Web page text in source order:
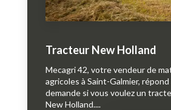
Tracteur New Holland
Mecagri 42, votre vendeur de
agricoles à Saint-Galmier,
demande si vous voulez un
New Holland....